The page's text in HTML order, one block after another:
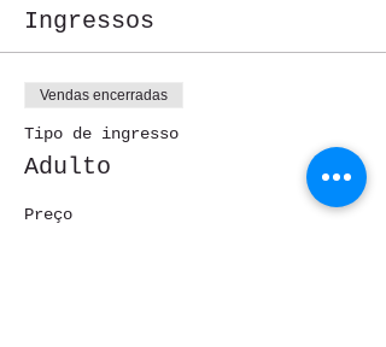
🔒 Seguro Rodoviário
🙋🏻‍♂️ Guia de Turismo Credenciado
🍷𝗥𝗢𝗧𝗘𝗜𝗥𝗢🍷
🍇Vinicola Frank
🍇emporio cecilia
Ingressos
Vendas encerradas
Tipo de ingresso
Adulto
Preço